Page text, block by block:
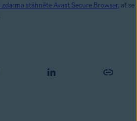
stáhněte Avast Secure Browser, ať se